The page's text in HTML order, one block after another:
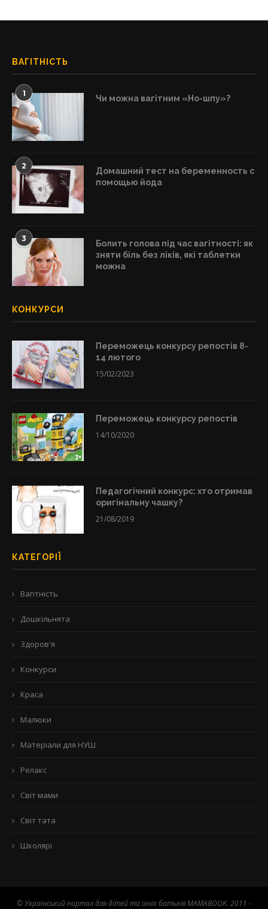
ВАГІТНІСТЬ
1 Чи можна вагітним «Но-шпу»?
2
Домашний тест на беременность с
помощью йода
3
Болить голова під час вагітності: як
зняти біль без ліків, які таблетки
можна
КОНКУРСИ
Переможець конкурсу репостів 8-
14 лютого
15/02/2023
Переможець конкурсу репостів
14/10/2020
Педагогічний конкурс: хто отримав
оригінальну чашку?
21/08/2019
КАТЕГОРІЇ
Вагітність
Дошкільнята
Здоров'я
Конкурси
Краса
Малюки
Матеріали для НУШ
Релакс
Світ мами
Світ тата
Школярі
© Український портал для дітей та їхніх батьків MAMABOOK. 2011 -